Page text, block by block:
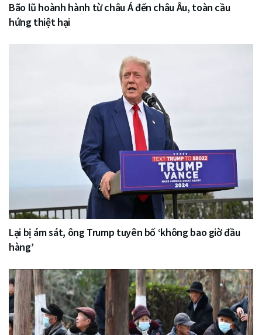
Bão lũ hoành hành từ châu Á đến châu Âu, toàn cầu
hứng thiệt hại
Lại bị ám sát, ông Trump tuyên bố ‘không bao giờ đầu
hàng’